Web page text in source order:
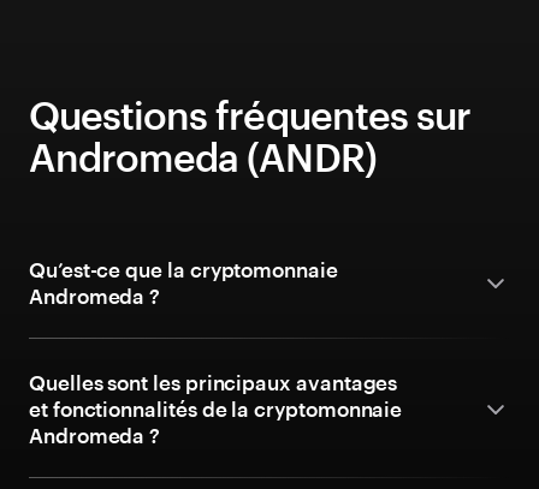
Questions fréquentes sur
Andromeda (ANDR)
Qu’est-ce que la cryptomonnaie
Andromeda ?
Quelles sont les principaux avantages
et fonctionnalités de la cryptomonnaie
Andromeda ?